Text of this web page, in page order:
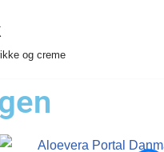
og creme